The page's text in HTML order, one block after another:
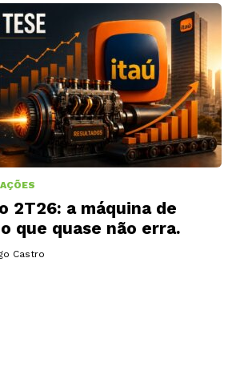
AÇÕES
2T26: a máquina de
que quase não erra.
Castro